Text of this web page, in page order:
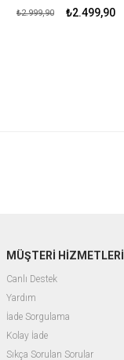
₺2.499,90
₺2.999,90
MÜŞTERİ HİZMETLERİ
Canlı Destek
Yardım
İade Sorgulama
Kolay İade
Sıkça Sorulan Sorular